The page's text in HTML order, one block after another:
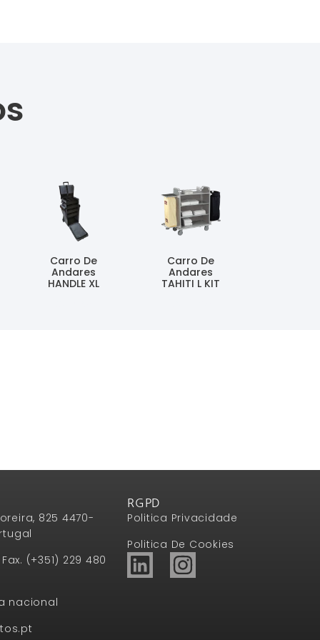
Carro De
Andares
HANDLE XL
Carro De
Andares
TAHITI L KIT
825 4470-
(+351) 229 480
nacional
RGPD
Politica Privacidade
Politica De Cookies